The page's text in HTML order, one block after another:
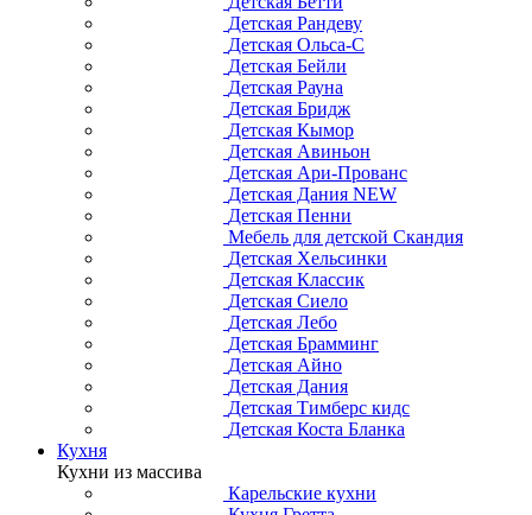
Детская Рандеву
Детская Ольса-С
Детская Бейли
Детская Рауна
Детская Бридж
Детская Кымор
Детская Авиньон
Детская Ари-Прованс
Детская Дания NEW
Детская Пенни
Мебель для детской Скандия
Детская Хельсинки
Детская Классик
Детская Сиело
Детская Лебо
Детская Брамминг
Детская Айно
Детская Дания
Детская Тимберс кидс
Детская Коста Бланка
Кухня
Кухни из массива
Карельские кухни